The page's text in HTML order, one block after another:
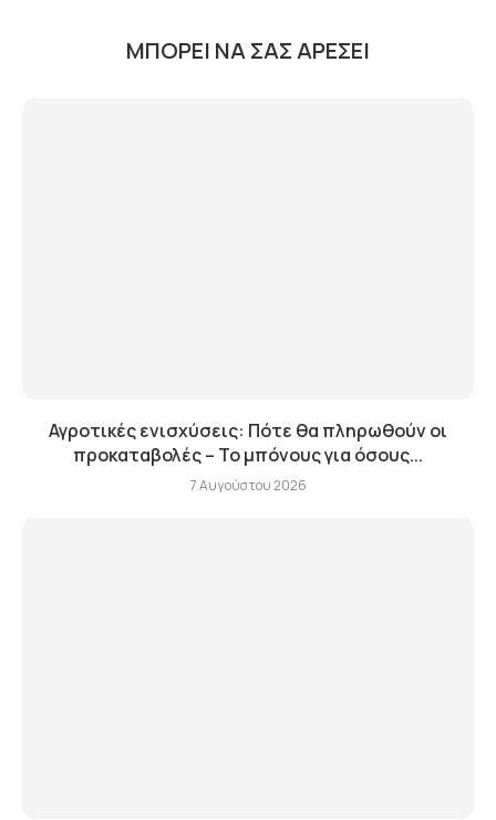
ΜΠΟΡΕΊ ΝΑ ΣΑΣ ΑΡΈΣΕΙ
Αγροτικές ενισχύσεις: Πότε θα πληρωθούν οι
προκαταβολές – Το μπόνους για όσους...
7 Αυγούστου 2026